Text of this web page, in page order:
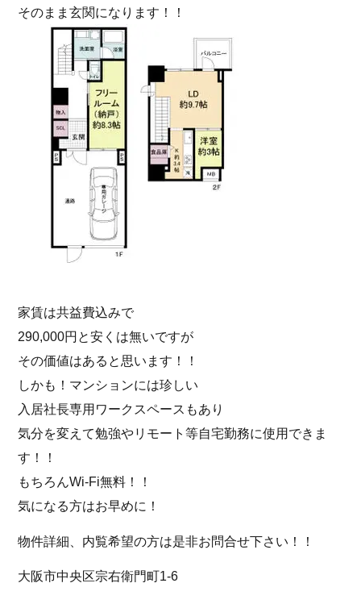
そのまま玄関になります！！
家賃は共益費込みで
290,000円と安くは無いですが
その価値はあると思います！！
しかも！マンションには珍しい
入居社長専用ワークスペースもあり
気分を変えて勉強やリモート等自宅勤務に使用できま
す！！
もちろんWi-Fi無料！！
気になる方はお早めに！
物件詳細、内覧希望の方は是非お問合せ下さい！！
大阪市中央区宗右衛門町1-6